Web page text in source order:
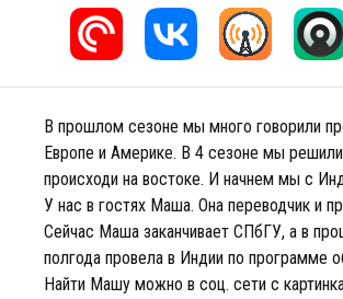
В прошлом сезоне мы много говорили
Европе и Америке. В 4 сезоне мы решили
происходи на востоке. И начнем мы с
У нас в гостях Маша. Она переводчик и
Сейчас Маша заканчивает СПбГУ, а в
полгода провела в Индии по программе
Найти Машу можно в соц. сети с